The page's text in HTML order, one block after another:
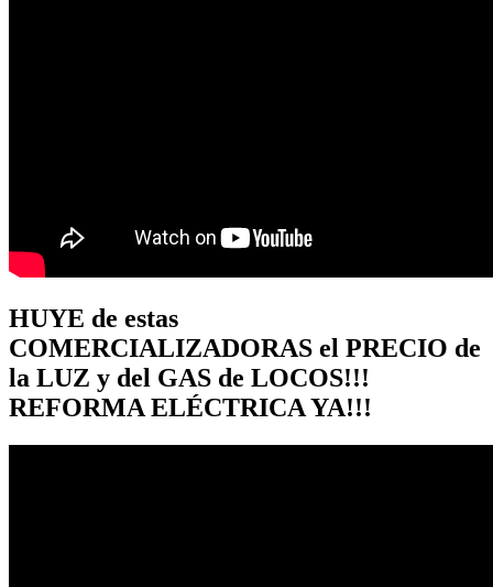
HUYE de estas
COMERCIALIZADORAS el PRECIO de
la LUZ y del GAS de LOCOS!!!
REFORMA ELÉCTRICA YA!!!